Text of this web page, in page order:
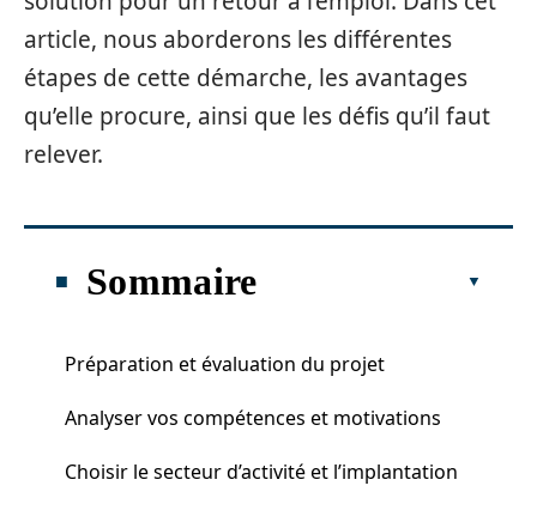
article, nous aborderons les différentes
étapes de cette démarche, les avantages
qu’elle procure, ainsi que les défis qu’il faut
relever.
Sommaire
Préparation et évaluation du projet
Analyser vos compétences et motivations
Choisir le secteur d’activité et l’implantation